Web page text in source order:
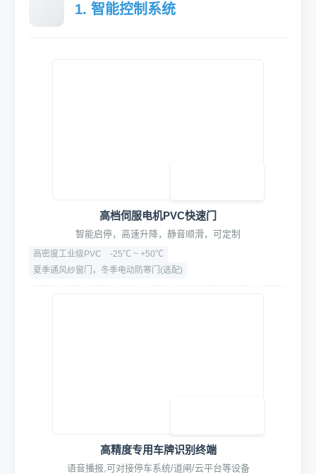
1. 智能控制系统
高档伺服电机PVC快速门
智能启停，高速升降，静音顺滑，可定制
高密度工业级PVC
-25℃ ~ +50℃
夏季通风纱窗门，冬季电动防寒门(选配)
高精度专用车牌识别终端
语音播报,可对接停车系统/道闸/云平台等设备